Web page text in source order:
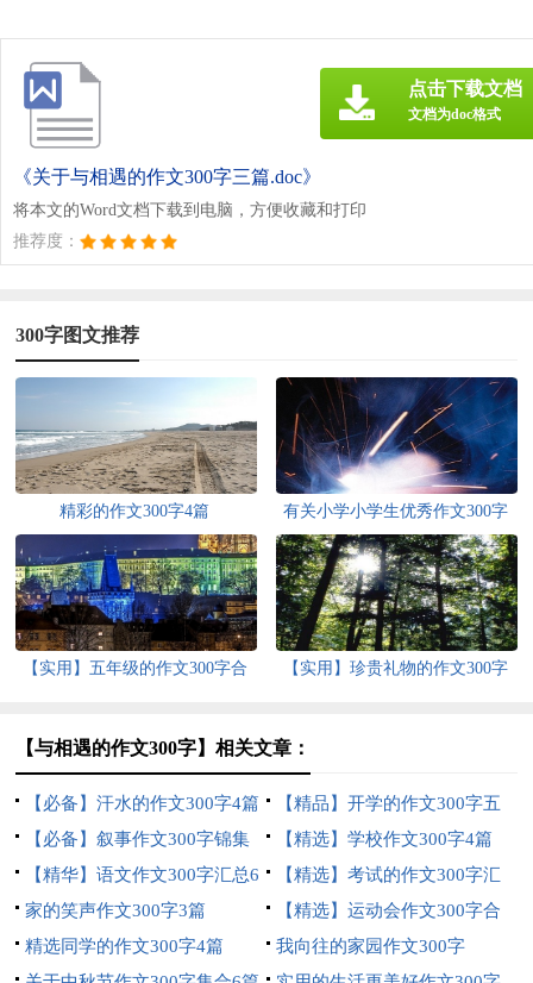
《关于与相遇的作文300字三篇.doc》
将本文的Word文档下载到电脑，方便收藏和打印
推荐度：
点击下载文档
文档为doc格式
300字图文推荐
精彩的作文300字4篇
有关小学小学生优秀作文300字
汇总7篇
【实用】五年级的作文300字合
【实用】珍贵礼物的作文300字
【与相遇的作文300字】相关文章：
【必备】汗水的作文300字4篇
【精品】开学的作文300字五
篇
【必备】叙事作文300字锦集
10篇
【精选】学校作文300字4篇
【精华】语文作文300字汇总6
篇
【精选】考试的作文300字汇
总十篇
家的笑声作文300字3篇
【精选】运动会作文300字合
集6篇
精选同学的作文300字4篇
我向往的家园作文300字